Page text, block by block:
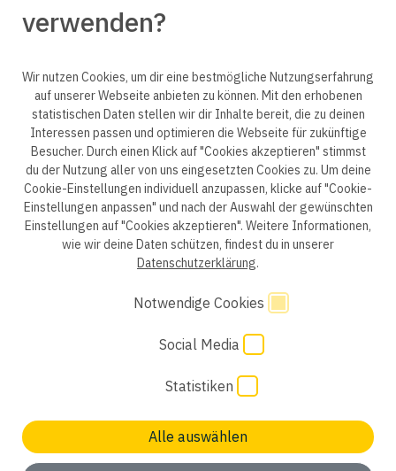
Keinen passenden Job gefunden? Wir freuen uns auf
ep life science
Datenschutzerklärung B2B Datenschutzerklärung
Datenschutzhinweise Bewerber
Impressum AGB
Cookie Einstellungen
verwenden?
Wir nutzen Cookies, um dir eine bestmögliche Nutzungserfahrung
auf unserer Webseite anbieten zu können. Mit den erhobenen
statistischen Daten stellen wir dir Inhalte bereit, die zu deinen
Interessen passen und optimieren die Webseite für zukünftige
Besucher. Durch einen Klick auf "Cookies akzeptieren" stimmst
du der Nutzung aller von uns eingesetzten Cookies zu. Um deine
Cookie-Einstellungen individuell anzupassen, klicke auf "Cookie-
Einstellungen anpassen" und nach der Auswahl der gewünschten
Einstellungen auf "Cookies akzeptieren". Weitere Informationen,
wie wir deine Daten schützen, findest du in unserer
Datenschutzerklärung.
Notwendige Cookies
Social Media
Statistiken
Alle auswählen